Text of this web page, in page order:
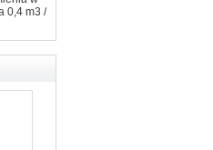
0,4 m3 /